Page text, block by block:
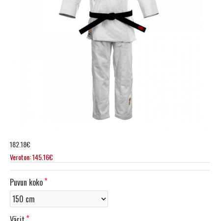
182.18€
Veroton: 145.16€
Puvun koko